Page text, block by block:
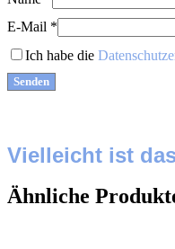
E-Mail *
Ich habe die
Vielleicht ist
Ähnliche